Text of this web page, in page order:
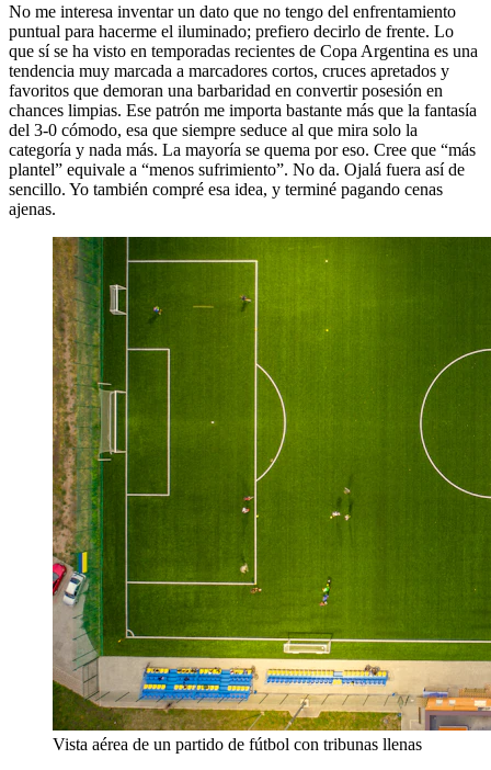
No me interesa inventar un dato que no tengo del enfrentamiento
puntual para hacerme el iluminado; prefiero decirlo de frente. Lo
que sí se ha visto en temporadas recientes de Copa Argentina es una
tendencia muy marcada a marcadores cortos, cruces apretados y
favoritos que demoran una barbaridad en convertir posesión en
chances limpias. Ese patrón me importa bastante más que la fantasía
del 3-0 cómodo, esa que siempre seduce al que mira solo la
categoría y nada más. La mayoría se quema por eso. Cree que “más
plantel” equivale a “menos sufrimiento”. No da. Ojalá fuera así de
sencillo. Yo también compré esa idea, y terminé pagando cenas
ajenas.
Vista aérea de un partido de fútbol con tribunas llenas